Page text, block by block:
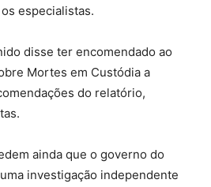
especialistas.
disse ter encomendado ao
Mortes em Custódia a
do relatório,
ainda que o governo do
investigação independente